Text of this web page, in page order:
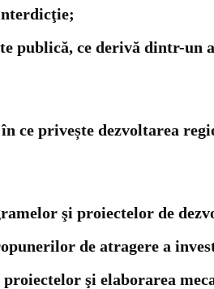
publică, ce derivă dintr-
ce privește dezvoltarea
şi proiectelor de
de atragere a
şi elaborarea